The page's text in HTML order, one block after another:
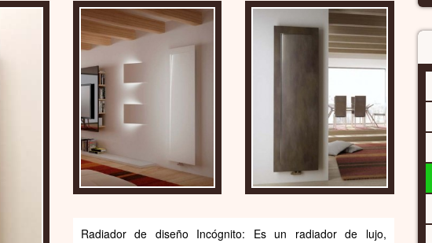
Radiador de diseño Incógnito: Es un radiador de lujo,